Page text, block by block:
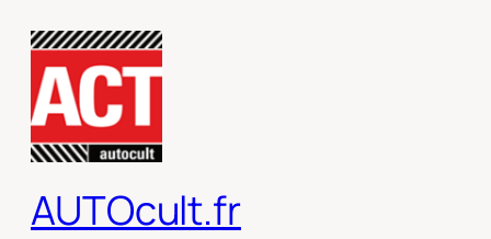
contenu
AUTOcult.fr